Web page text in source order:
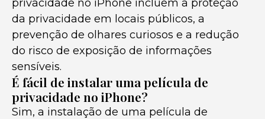
privacidade no iPhone incluem a proteção
da privacidade em locais públicos, a
prevenção de olhares curiosos e a redução
do risco de exposição de informações
sensíveis.
É fácil de instalar uma película de
privacidade no iPhone?
Sim, a instalação de uma película de